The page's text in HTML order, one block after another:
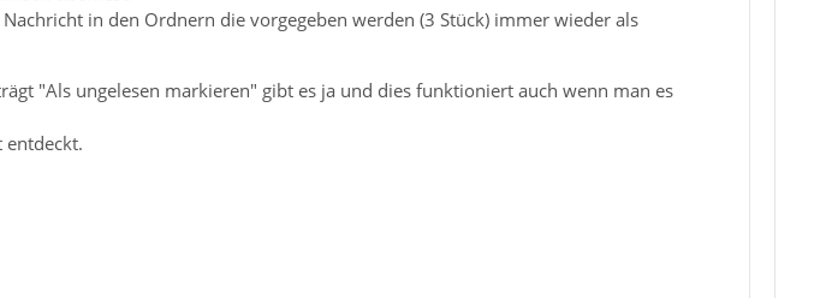
in den Ordnern die vorgegeben werden (3 Stück) immer wieder als
"Als ungelesen markieren" gibt es ja und dies funktioniert auch wenn man es
entdeckt.